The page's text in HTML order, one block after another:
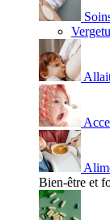
Bien-être et